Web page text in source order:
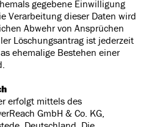
gegebene Einwilligung
Verarbeitung dieser Daten wird
Abwehr von Ansprüchen
Löschungsantrag ist jederzeit
ehemalige Bestehen einer
erfolgt mittels des
GmbH & Co. KG,